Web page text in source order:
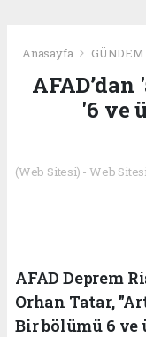
Anasayfa GÜNDEM
AFAD’dan
'6 ve
(Web Sitesi) - Web
AFAD Deprem
Orhan Tatar,
Bir bölümü 6 ve